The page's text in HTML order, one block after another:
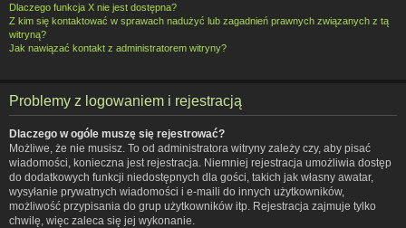
Dlaczego funkcja X nie jest dostępna?
Z kim się kontaktować w sprawach nadużyć lub zagadnień prawnych związanych z tą
witryną?
Jak nawiązać kontakt z administratorem witryny?
Problemy z logowaniem i rejestracją
Dlaczego w ogóle muszę się rejestrować?
Możliwe, że nie musisz. To od administratora witryny zależy czy, aby pisać
wiadomości, konieczna jest rejestracja. Niemniej rejestracja umożliwia dostęp
do dodatkowych funkcji niedostępnych dla gości, takich jak własny awatar,
wysyłanie prywatnych wiadomości i e-maili do innych użytkowników,
możliwość przypisania do grup użytkowników itp. Rejestracja zajmuje tylko
chwilę, więc zaleca się jej wykonanie.